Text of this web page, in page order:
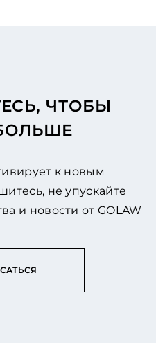
ЧТОБЫ
к новым
не упускайте
и новости от GOLAW